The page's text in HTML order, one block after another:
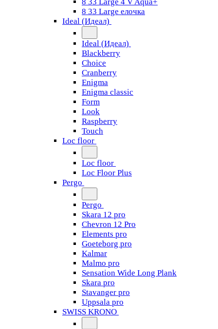
8 33 Large елочка
Ideal (Идеал)
Ideal (Идеал)
Blackberry
Choice
Cranberry
Enigma
Enigma classic
Form
Look
Raspberry
Touch
Loc floor
Loc floor
Loc Floor Plus
Pergo
Pergo
Skara 12 pro
Chevron 12 Pro
Elements pro
Goeteborg pro
Kalmar
Malmo pro
Sensation Wide Long Plank
Skara pro
Stavanger pro
Uppsala pro
SWISS KRONO